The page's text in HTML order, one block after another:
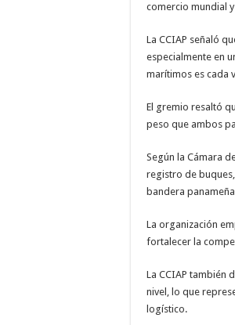
comercio mundial
La CCIAP señaló
especialmente en
marítimos es cada
El gremio resaltó
peso que ambos
Según la Cámara
registro de
bandera
La organización
fortalecer la
La CCIAP también
nivel, lo que
logístico.